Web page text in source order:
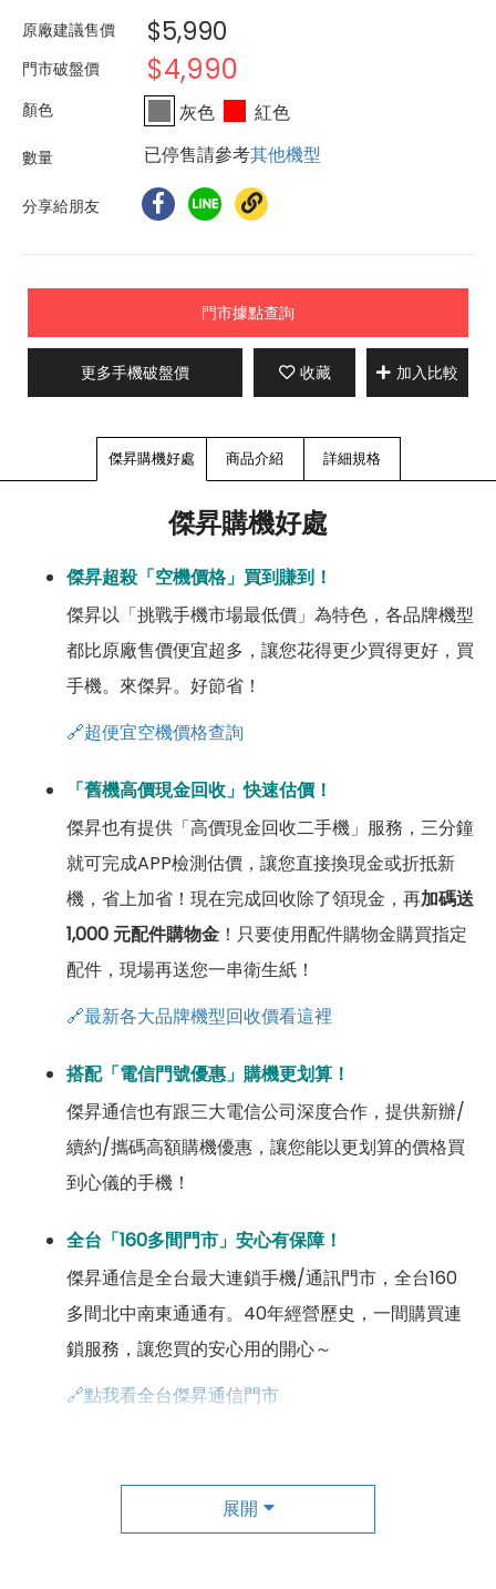
原廠建議售價 $5,990
門市破盤價 $4,990
灰色
紅色
已停售請參考其他機型
分享給朋友
門市據點查詢
更多手機破盤價 收藏 加入比較
傑昇購機好處 商品介紹 詳細規格
傑昇購機好處
傑昇超殺「空機價格」買到賺到！
傑昇以「挑戰手機市場最低價」為特色，各品牌機型
都比原廠售價便宜超多，讓您花得更少買得更好，買
手機。來傑昇。好節省！
🔗超便宜空機價格查詢
「舊機高價現金回收」快速估價！
傑昇也有提供「高價現金回收二手機」服務，三分鐘
就可完成APP檢測估價，讓您直接換現金或折抵新
機，省上加省！現在完成回收除了領現金，再加碼送
1,000 元配件購物金 ！只要使用配件購物金購買指定
配件，現場再送您一串衛生紙！
🔗最新各大品牌機型回收價看這裡
搭配「電信門號優惠」購機更划算！
傑昇通信也有跟三大電信公司深度合作，提供新辦/
續約/攜碼高額購機優惠，讓您能以更划算的價格買
到心儀的手機！
全台「160多間門市」安心有保障！
傑昇通信是全台最大連鎖手機/通訊門市，全台160
多間北中南東通通有。40年經營歷史，一間購買連
鎖服務，讓您買的安心用的開心～
🔗點我看全台傑昇通信門市
傑昇尊榮會員除了可以「消費集點兌換商品」，每半
年還有「200元配件購物金」，每年再送「VIP生日
展開